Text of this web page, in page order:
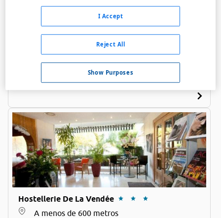
Ramada Encore Geneve
A menos de 1,7 Km
Bares / Restaurantes
Acceso personas con movilidad reducida
Salas de reuniones
Hostellerie De La Vendée
A menos de 600 metros
Show Purposes
Reject All
I Accept